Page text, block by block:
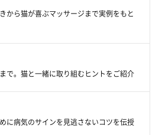
から猫が喜ぶマッサージまで実例をもと
で。猫と一緒に取り組むヒントをご紹介
に病気のサインを見逃さないコツを伝授